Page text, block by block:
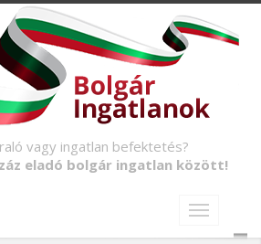
vagy ingatlan befektetés?
eladó bolgár ingatlan között!